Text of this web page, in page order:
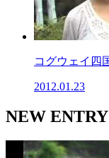
コグウェイ四
2012.01.23
NEW ENTRY